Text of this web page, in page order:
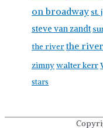
on broadway st.
steve van zandt
the riverthe
zimnywalter kerr
stars